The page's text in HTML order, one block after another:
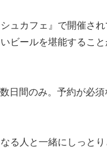
ュカフェ』で開催さ
ビールを堪能するこ
日間のみ。予約が必
る人と一緒にしっと